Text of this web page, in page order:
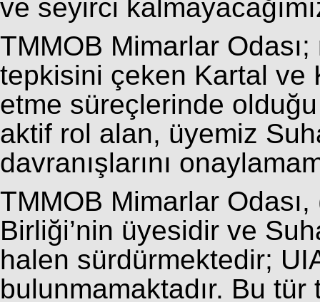
ve seyirci
TMMOB Mimarlar
tepkisini çeken Kartal ve
etme süreçlerinde
aktif rol alan, üyemiz
davranışlarını
TMMOB Mimarlar
Birliği’nin üyesidir ve
halen sürdürmektedir;
bulunmamaktadır. Bu